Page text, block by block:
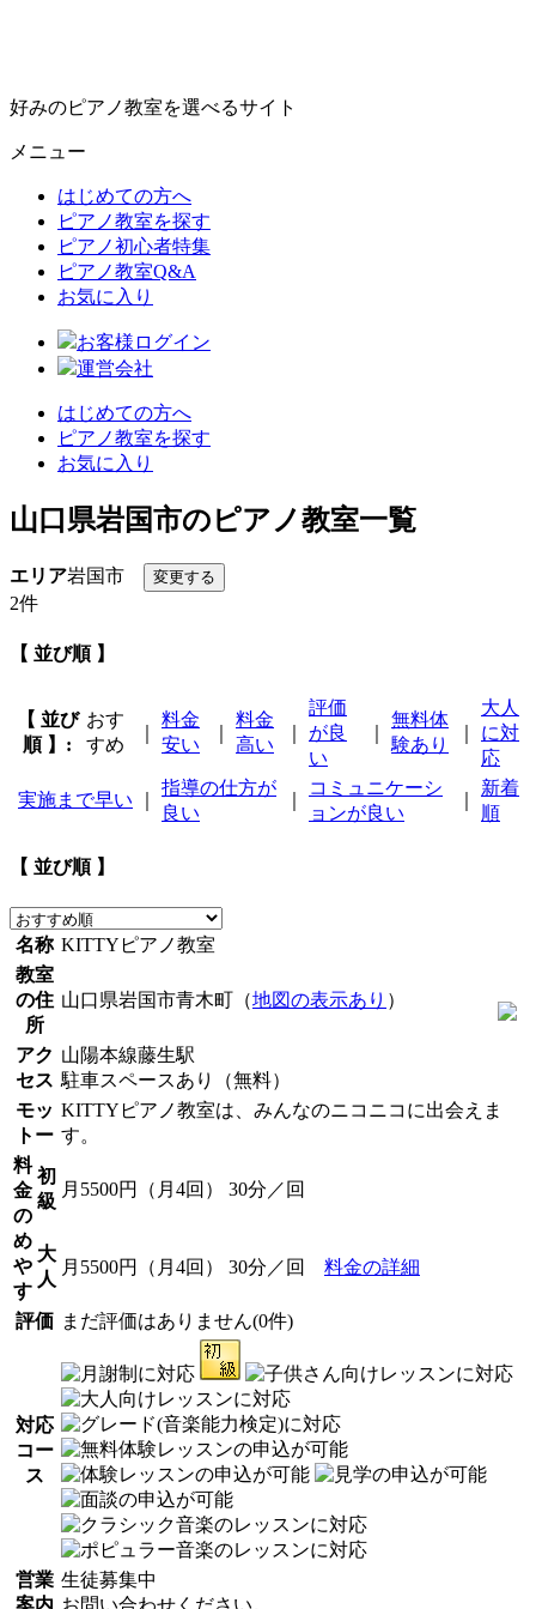
好みのピアノ教室を選べるサイト
メニュー
はじめての方へ
ピアノ教室を探す
ピアノ初心者特集
ピアノ教室Q&A
お気に入り
お客様ログイン
運営会社
はじめての方へ
ピアノ教室を探す
お気に入り
山口県岩国市のピアノ教室一覧
エリア岩国市
2件
【 並び順 】
【 並び
順 】:
おす
すめ
料金
安い
料金
高い
評価
が良
い
無料体
験あり
大人
に対
応
実施まで早い
指導の仕方が
良い
コミュニケーシ
ョンが良い
新着
順
【 並び順 】
名称 KITTYピアノ教室
教室
の住
所
山口県岩国市青木町（地図の表示あり ）
アク
セス
山陽本線藤生駅
駐車スペースあり（無料）
モッ
トー
KITTYピアノ教室は、みんなのニコニコに出会えま
す。
料
金
の
め
や
す
初
級
月5500円（月4回） 30分／回
大
人
月5500円（月4回） 30分／回 料金の詳細
評価 まだ評価はありません(0件)
対応
コー
ス
営業
案内
生徒募集中
お問い合わせください。